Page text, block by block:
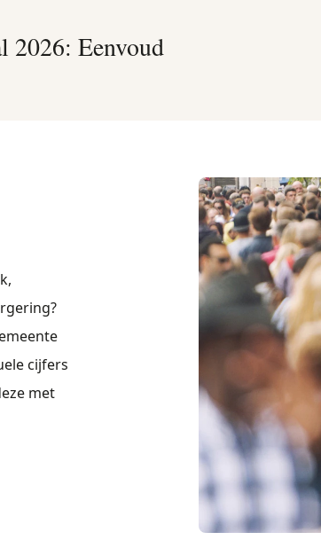
2026: Eenvoud
cijfers
met